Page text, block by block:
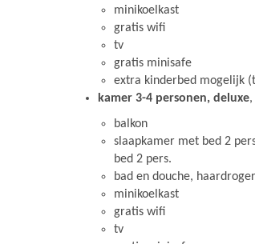
minikoelkast
gratis wifi
tv
gratis minisafe
extra kinderbed mogelijk
kamer 3-4 personen, deluxe
balkon
slaapkamer met bed 2
bed 2 pers.
bad en douche,
minikoelkast
gratis wifi
tv